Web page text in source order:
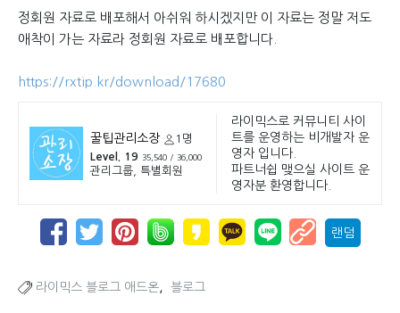
정회원 자료로 배포해서 아쉬워 하시겠지만 이 자료는 정말 저도
애착이 가는 자료라 정회원 자료로 배포합니다.
https://rxtip.kr/download/17680
꿀팁관리소장
1명
Level. 19
35,540 / 36,000
관리그룹, 특별회원
라이믹스로 커뮤니티 사이
트를 운영하는 비개발자 운
영자 입니다.
파트너쉽 맺으실 사이트 운
영자분 환영합니다.
랜덤
라이믹스 블로그 애드온 블로그